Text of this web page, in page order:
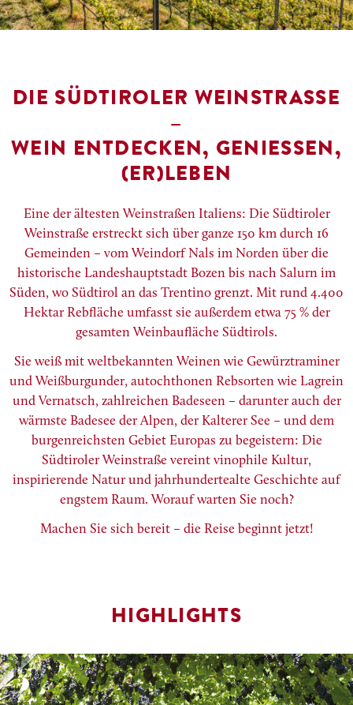
DIE SÜDTIROLER WEINSTRASSE –
WEIN ENTDECKEN, GENIESSEN, (
ER)LEBEN
Eine der ältesten Weinstraßen Italiens: Die Südtiroler
Weinstraße erstreckt sich über ganze 150 km durch 16
Gemeinden – vom Weindorf Nals im Norden über die
historische Landeshauptstadt Bozen bis nach Salurn im
Süden, wo Südtirol an das Trentino grenzt. Mit rund 4.400
Hektar Rebfläche umfasst sie außerdem etwa 75 % der
gesamten Weinbaufläche Südtirols.
Sie weiß mit weltbekannten Weinen wie Gewürztraminer
und Weißburgunder, autochthonen Rebsorten wie Lagrein
und Vernatsch, zahlreichen Badeseen – darunter auch der
wärmste Badesee der Alpen, der Kalterer See – und dem
burgenreichsten Gebiet Europas zu begeistern: Die
Südtiroler Weinstraße vereint vinophile Kultur,
inspirierende Natur und jahrhundertealte Geschichte auf
engstem Raum. Worauf warten Sie noch?
Machen Sie sich bereit – die Reise beginnt jetzt!
HIGHLIGHTS